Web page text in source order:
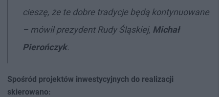
cieszę, że te dobre tradycje będą kontynuowane
– mówił prezydent Rudy Śląskiej, Michał
Pierończyk.
Spośród projektów inwestycyjnych do realizacji
skierowano: